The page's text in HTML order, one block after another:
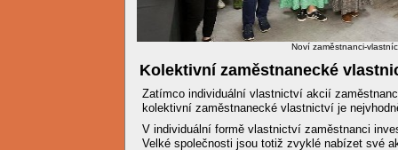
Noví zaměstnanci-
Kolektivní zaměstnanecké
Zatímco individuální vlastnictví akcií
kolektivní zaměstnanecké vlastnictví je
V individuální formě vlastnictví zaměstnanci
Velké společnosti jsou totiž zvyklé nabízet své